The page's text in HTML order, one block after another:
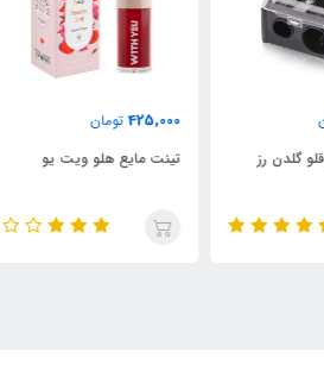
تومان
تینت مایع هلو ویت یو